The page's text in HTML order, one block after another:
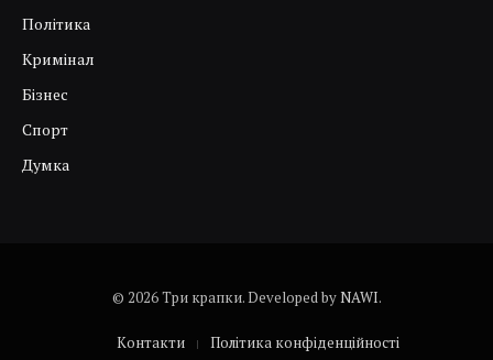
Політика
Кримінал
Бізнес
Спорт
Думка
© 2026 Три крапки. Developed by NAWI.
Контакти Політика конфіденційності